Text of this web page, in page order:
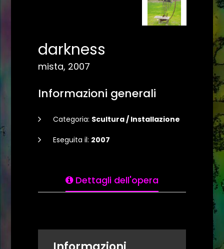
darkness
mista, 2007
Informazioni generali
Categoria: Scultura / Installazione
Eseguita il: 2007
Dettagli dell'opera